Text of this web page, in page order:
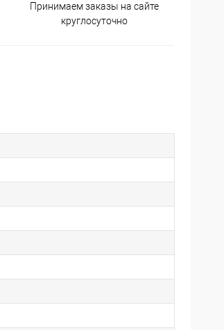
Принимаем заказы на сайте
круглосуточно